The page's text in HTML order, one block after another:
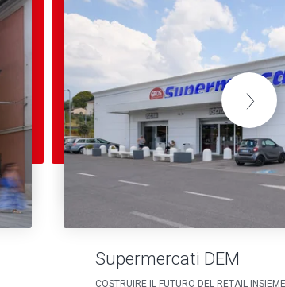
Supermercati DEM
COSTRUIRE IL FUTURO DEL RETAIL